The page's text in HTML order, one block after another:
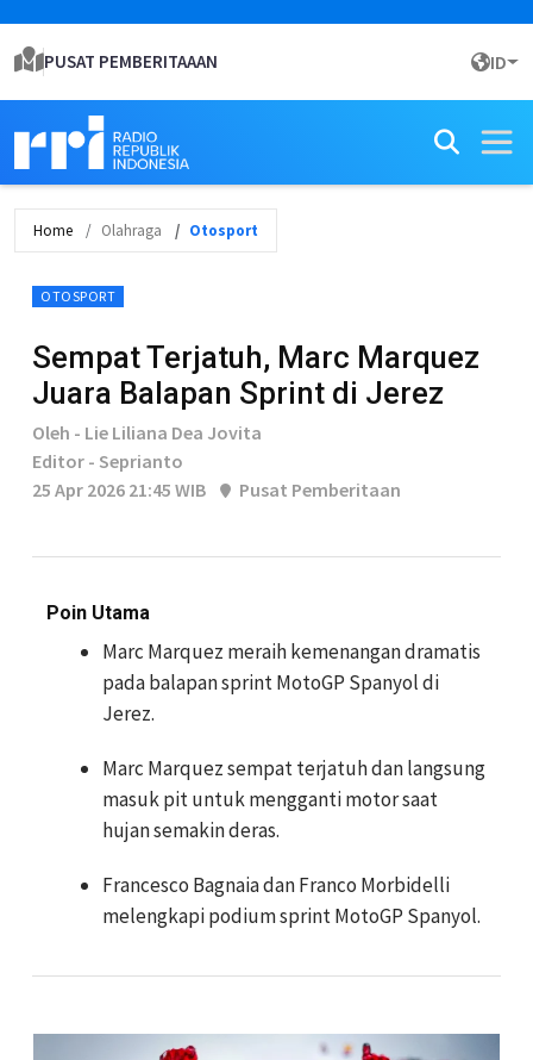
PUSAT PEMBERITAAAN ID
Home Olahraga Otosport
OTOSPORT
Sempat Terjatuh, Marc Marquez
Juara Balapan Sprint di Jerez
Oleh - Lie Liliana Dea Jovita
Editor - Seprianto
25 Apr 2026 21:45 WIB
Pusat Pemberitaan
Poin Utama
Marc Marquez meraih kemenangan dramatis
pada balapan sprint MotoGP Spanyol di
Jerez.
Marc Marquez sempat terjatuh dan langsung
masuk pit untuk mengganti motor saat
hujan semakin deras.
Francesco Bagnaia dan Franco Morbidelli
melengkapi podium sprint MotoGP Spanyol.